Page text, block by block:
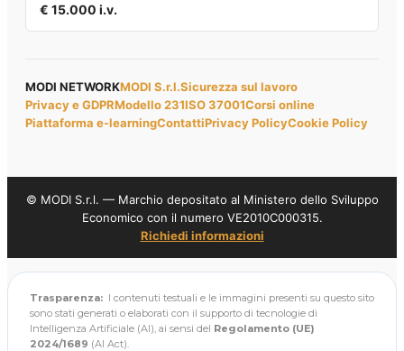
€ 15.000 i.v.
MODI NETWORKMODI S.r.l.Sicurezza sul lavoro
Privacy e GDPRModello 231ISO 37001Corsi online
Piattaforma e-learningContattiPrivacy PolicyCookie Policy
© MODI S.r.l. — Marchio depositato al Ministero dello Sviluppo
Economico con il numero VE2010C000315.
Richiedi informazioni
Trasparenza: I contenuti testuali e le immagini presenti su questo sito
sono stati generati o elaborati con il supporto di tecnologie di
Intelligenza Artificiale (AI), ai sensi del Regolamento (UE)
2024/1689 (AI Act).